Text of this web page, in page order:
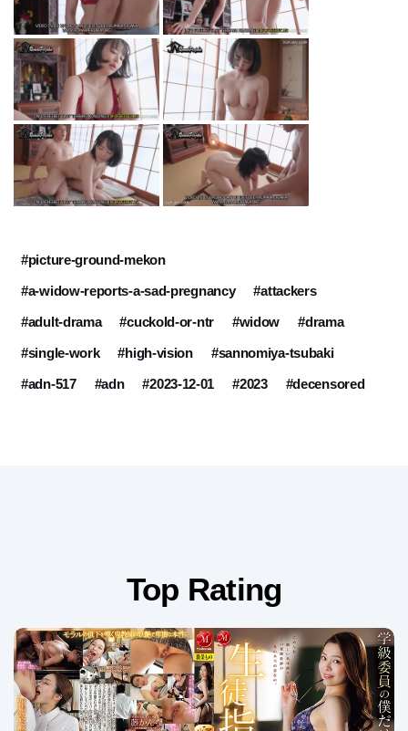
#picture-ground-mekon
#a-widow-reports-a-sad-pregnancy
#attackers
#adult-drama
#cuckold-or-ntr #widow
#drama
#single-work
#high-vision
#sannomiya-tsubaki
#adn-517
#adn #2023-12-01 #2023 #decensored
Top Rating